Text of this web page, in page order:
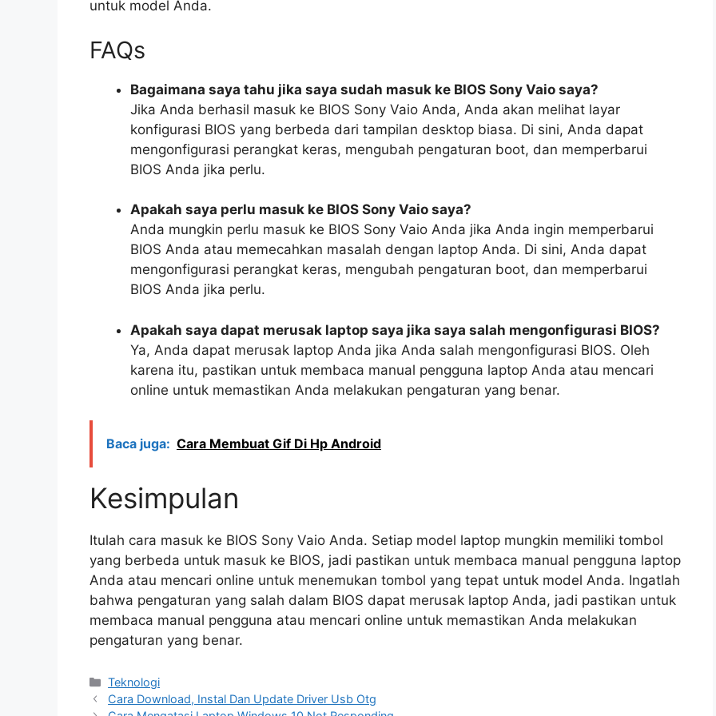
untuk model Anda.
FAQs
Bagaimana saya tahu jika saya sudah masuk ke BIOS Sony Vaio saya?
Jika Anda berhasil masuk ke BIOS Sony Vaio Anda, Anda akan melihat layar
konfigurasi BIOS yang berbeda dari tampilan desktop biasa. Di sini, Anda dapat
mengonfigurasi perangkat keras, mengubah pengaturan boot, dan memperbarui
BIOS Anda jika perlu.
Apakah saya perlu masuk ke BIOS Sony Vaio saya?
Anda mungkin perlu masuk ke BIOS Sony Vaio Anda jika Anda ingin memperbarui
BIOS Anda atau memecahkan masalah dengan laptop Anda. Di sini, Anda dapat
mengonfigurasi perangkat keras, mengubah pengaturan boot, dan memperbarui
BIOS Anda jika perlu.
Apakah saya dapat merusak laptop saya jika saya salah mengonfigurasi BIOS?
Ya, Anda dapat merusak laptop Anda jika Anda salah mengonfigurasi BIOS. Oleh
karena itu, pastikan untuk membaca manual pengguna laptop Anda atau mencari
online untuk memastikan Anda melakukan pengaturan yang benar.
Baca juga: Cara Membuat Gif Di Hp Android
Kesimpulan
Itulah cara masuk ke BIOS Sony Vaio Anda. Setiap model laptop mungkin memiliki tombol
yang berbeda untuk masuk ke BIOS, jadi pastikan untuk membaca manual pengguna laptop
Anda atau mencari online untuk menemukan tombol yang tepat untuk model Anda. Ingatlah
bahwa pengaturan yang salah dalam BIOS dapat merusak laptop Anda, jadi pastikan untuk
membaca manual pengguna atau mencari online untuk memastikan Anda melakukan
pengaturan yang benar.
Kategori
Teknologi
Cara Download, Instal Dan Update Driver Usb Otg